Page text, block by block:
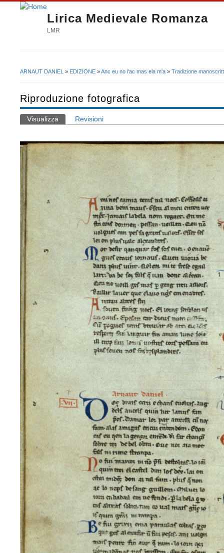
Lirica Medievale Romanza
LMR
ARNAUT DANIEL » EDIZIONE »Anc eu no l'ac mas ela m'a » Tradizione
Riproduzione fotografica
Schede primarie
Visualizza (scheda attiva)
Revisioni